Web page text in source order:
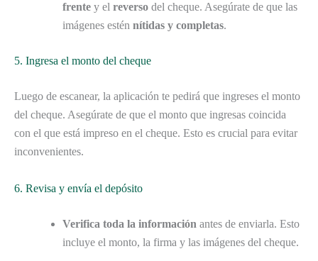
frente y el reverso del cheque. Asegúrate de que las
imágenes estén nítidas y completas.
5. Ingresa el monto del cheque
Luego de escanear, la aplicación te pedirá que ingreses el monto
del cheque. Asegúrate de que el monto que ingresas coincida
con el que está impreso en el cheque. Esto es crucial para evitar
inconvenientes.
6. Revisa y envía el depósito
Verifica toda la información antes de enviarla. Esto
incluye el monto, la firma y las imágenes del cheque.